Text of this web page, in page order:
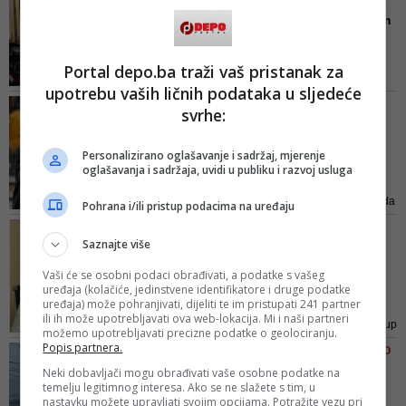
ugledne profesije (ljekari i
opozicione i vladajuće, nevladine
i javni servisi, nezavisni ...
optužbe: Dragičeviću sam
Nobilo uplašio te da su ga
ucijenili Milorad Dodik i ljudi oko
NAKON RASPADA
Nobilu na neradu, prepao
se...
- Nobilo nije bilo odvjetnik Davida
strane Dodika i to ćemo dokazati
uskoro, kada objavimo
vjerodostojne dokaze koji sve to
dokazuju - rekao je Davor
koji je ostao uz porodicu
...
Feraget je prokomentarisao i istup
hrvatskog advokata Ante Nobila
rekao da je nekorektno to što radi"
POJASNIO ZAŠTO SE RASPAO
ADVOKATSKI TIM
Duško Tomić: 'MUP od
Portal depo.ba traži vaš pristanak za
upotrebu vaših ličnih podataka u sljedeće
svrhe:
Personalizirano oglašavanje i sadržaj, mjerenje
oglašavanja i sadržaja, uvidi u publiku i razvoj usluga
Pohrana i/ili pristup podacima na uređaju
Saznajte više
Vaši će se osobni podaci obrađivati, a podatke s vašeg
uređaja (kolačiće, jedinstvene identifikatore i druge podatke
uređaja) može pohranjivati, dijeliti te im pristupati 241 partner
ili ih može upotrebljavati ova web-lokacija. Mi i naši partneri
možemo upotrebljavati precizne podatke o geolociranju.
Popis partnera.
Neki dobavljači mogu obrađivati vaše osobne podatke na
temelju legitimnog interesa. Ako se ne slažete s tim, u
nastavku možete upravljati svojim opcijama. Potražite vezu pri